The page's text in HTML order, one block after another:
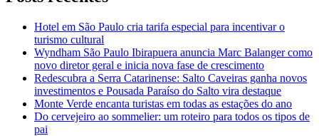
Hotel em São Paulo cria tarifa especial para incentivar o
turismo cultural
Wyndham São Paulo Ibirapuera anuncia Marc Balanger como
novo diretor geral e inicia nova fase de crescimento
Redescubra a Serra Catarinense: Salto Caveiras ganha novos
investimentos e Pousada Paraíso do Salto vira destaque
Monte Verde encanta turistas em todas as estações do ano
Do cervejeiro ao sommelier: um roteiro para todos os tipos de
pai